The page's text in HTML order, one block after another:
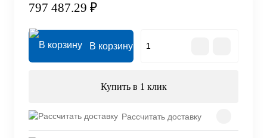
797 487.29 ₽
В корзину
Купить в 1 клик
Рассчитать доставку